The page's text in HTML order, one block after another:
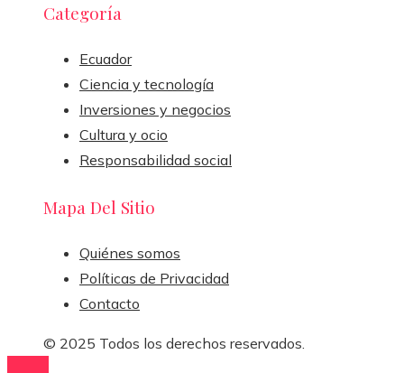
Categoría
Ecuador
Ciencia y tecnología
Inversiones y negocios
Cultura y ocio
Responsabilidad social
Mapa Del Sitio
Quiénes somos
Políticas de Privacidad
Contacto
© 2025 Todos los derechos reservados.